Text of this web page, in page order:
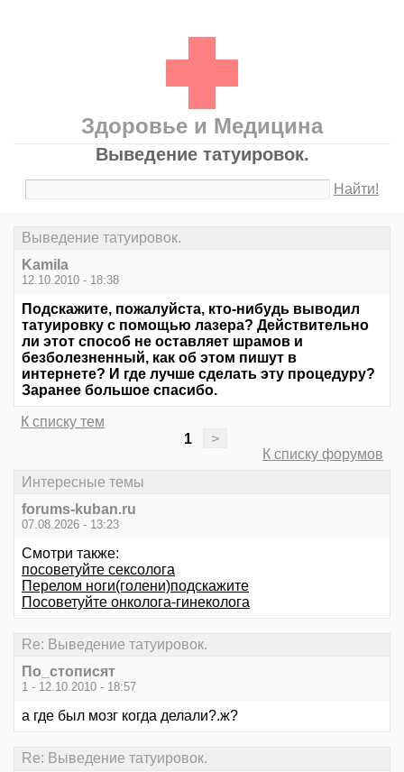
Здоровье и Медицина
Выведение татуировок.
Найти!
Выведение татуировок.
Kamila
12.10.2010 - 18:38
Подскажите, пожалуйста, кто-нибудь выводил
татуировку с помощью лазера? Действительно
ли этот способ не оставляет шрамов и
безболезненный, как об этом пишут в
интернете? И где лучше сделать эту процедуру?
Заранее большое спасибо.
К списку тем
1
>
К списку форумов
Интересные темы
forums-kuban.ru
07.08.2026 - 13:23
Смотри также:
посоветуйте сексолога
Перелом ноги(голени)подскажите
Посоветуйте онколога-гинеколога
Re: Выведение татуировок.
По_стописят
1 - 12.10.2010 - 18:57
а где был мозг когда делали?.ж?
Re: Выведение татуировок.